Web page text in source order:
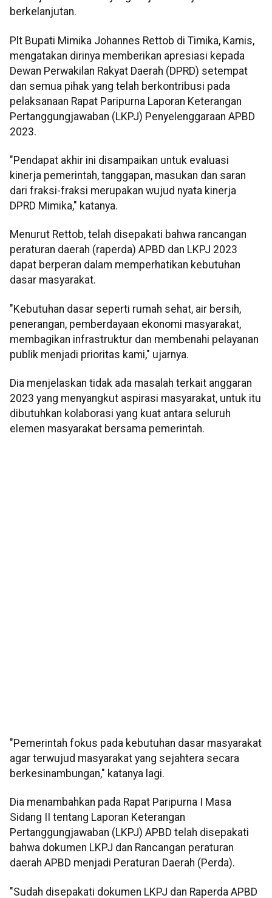
berkelanjutan.
Plt Bupati Mimika Johannes Rettob di Timika, Kamis,
mengatakan dirinya memberikan apresiasi kepada
Dewan Perwakilan Rakyat Daerah (DPRD) setempat
dan semua pihak yang telah berkontribusi pada
pelaksanaan Rapat Paripurna Laporan Keterangan
Pertanggungjawaban (LKPJ) Penyelenggaraan APBD
2023.
"Pendapat akhir ini disampaikan untuk evaluasi
kinerja pemerintah, tanggapan, masukan dan saran
dari fraksi-fraksi merupakan wujud nyata kinerja
DPRD Mimika," katanya.
Menurut Rettob, telah disepakati bahwa rancangan
peraturan daerah (raperda) APBD dan LKPJ 2023
dapat berperan dalam memperhatikan kebutuhan
dasar masyarakat.
"Kebutuhan dasar seperti rumah sehat, air bersih,
penerangan, pemberdayaan ekonomi masyarakat,
membagikan infrastruktur dan membenahi pelayanan
publik menjadi prioritas kami," ujarnya.
Dia menjelaskan tidak ada masalah terkait anggaran
2023 yang menyangkut aspirasi masyarakat, untuk itu
dibutuhkan kolaborasi yang kuat antara seluruh
elemen masyarakat bersama pemerintah.
"Pemerintah fokus pada kebutuhan dasar masyarakat
agar terwujud masyarakat yang sejahtera secara
berkesinambungan," katanya lagi.
Dia menambahkan pada Rapat Paripurna I Masa
Sidang II tentang Laporan Keterangan
Pertanggungjawaban (LKPJ) APBD telah disepakati
bahwa dokumen LKPJ dan Rancangan peraturan
daerah APBD menjadi Peraturan Daerah (Perda).
"Sudah disepakati dokumen LKPJ dan Raperda APBD